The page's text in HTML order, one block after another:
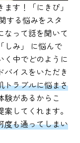
す！「にきび」
する悩みをスタ
なって話を聞いて
しみ」 に悩んで
く中でどのように
バイスをいただき
トラブルに悩まさ
験があるからこ
してくれます。
度も通ってしまい